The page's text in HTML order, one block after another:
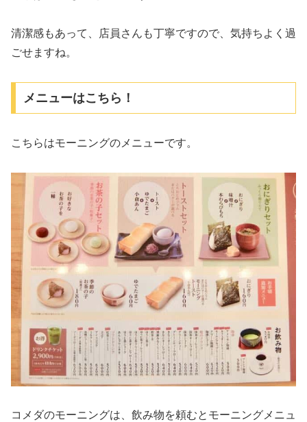
清潔感もあって、店員さんも丁寧ですので、気持ちよく過
ごせますね。
メニューはこちら！
こちらはモーニングのメニューです。
コメダのモーニングは、飲み物を頼むとモーニングメニュ